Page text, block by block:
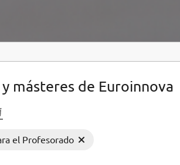
másteres de Euroinnova
el Profesorado